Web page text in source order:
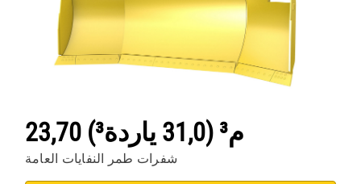
23,70 م³ (31,0 ياردة³)
شفرات طمر النفايات العامة